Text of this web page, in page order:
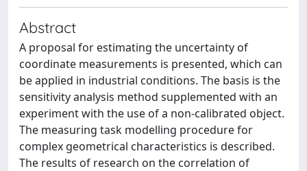
Abstract
A proposal for estimating the uncertainty of
coordinate measurements is presented, which can
be applied in industrial conditions. The basis is the
sensitivity analysis method supplemented with an
experiment with the use of a non-calibrated object.
The measuring task modelling procedure for
complex geometrical characteristics is described.
The results of research on the correlation of